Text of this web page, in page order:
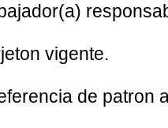
vigente.
de patron